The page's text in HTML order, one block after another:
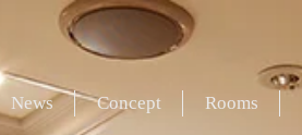
News Concept Rooms